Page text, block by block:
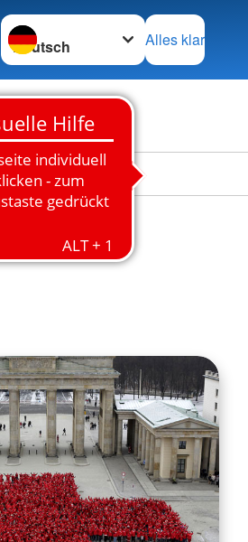
Sprache wechseln zu
Alles klar